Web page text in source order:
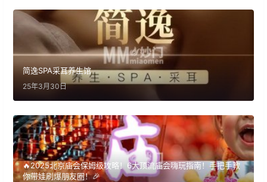
简逸SPA采耳养生馆
25年3月30日
🔥2025北京庙会保姆级攻略！6大顶流庙会嗨玩指南！手把手教
你带娃刷爆朋友圈！🎉